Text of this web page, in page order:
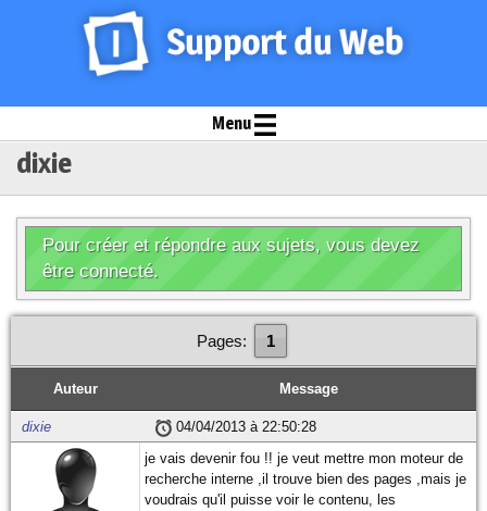
Menu
dixie
Pour créer et répondre aux sujets, vous devez
être connecté.
Pages: 1
Auteur Message
dixie 04/04/2013 à 22:50:28
je vais devenir fou !! je veut mettre mon moteur de
recherche interne ,il trouve bien des pages ,mais je
voudrais qu'il puisse voir le contenu, les